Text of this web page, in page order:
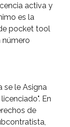
activa y
es la
pocket tool
número
se le Asigna
En
de